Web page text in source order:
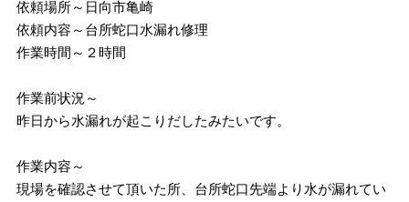
依頼場所～日向市亀崎
依頼内容～台所蛇口水漏れ修理
作業時間～２時間
作業前状況～
昨日から水漏れが起こりだしたみたいです。
作業内容～
現場を確認させて頂いた所、台所蛇口先端より水が漏れてい